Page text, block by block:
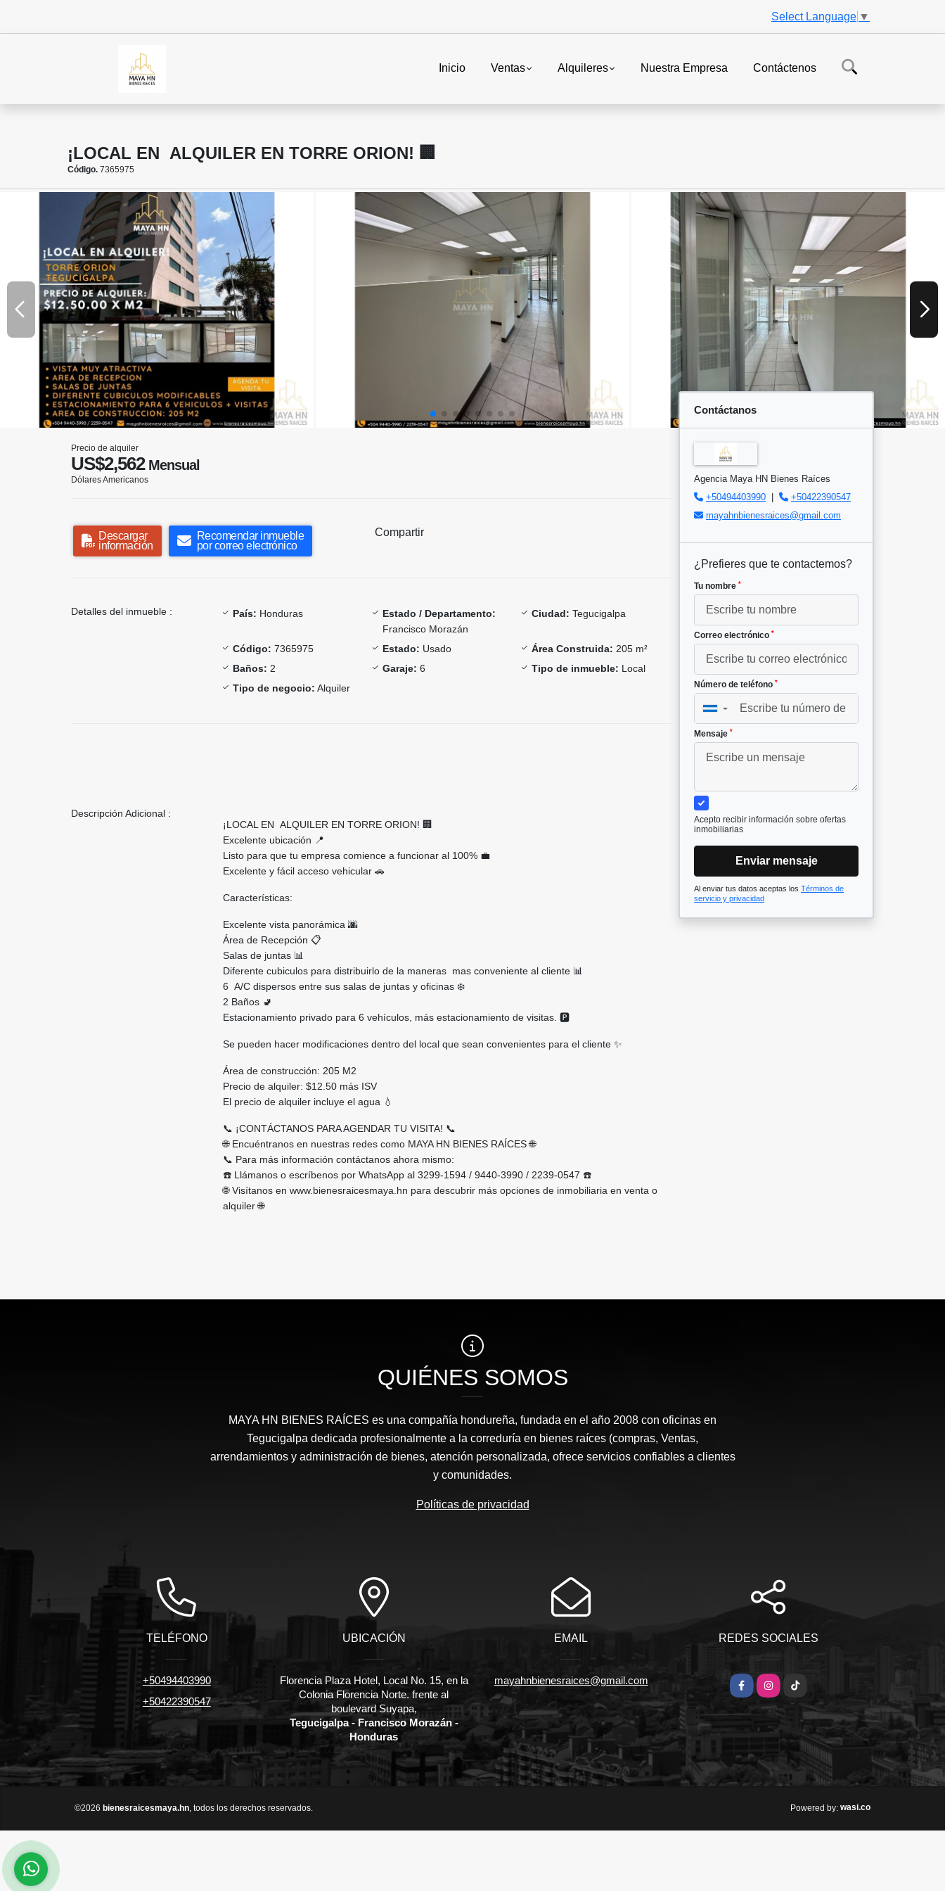
Select Language ▼
Inicio Ventas Alquileres Nuestra Empresa Contáctenos
¡LOCAL EN ALQUILER EN TORRE ORION! 🏢
Código. 7365975
Precio de alquiler
US$2,562Mensual
Dólares Americanos
Descargar
información
Recomendar inmueble
por correo electrónico
Compartir
Detalles del inmueble : País: Honduras
Estado / Departamento:
Francisco Morazán
Ciudad: Tegucigalpa
Código: 7365975 Estado: Usado Área Construida: 205 m²
Baños: 2 Garaje: 6 Tipo de inmueble: Local
Tipo de negocio: Alquiler
Descripción Adicional :
¡LOCAL EN ALQUILER EN TORRE ORION! 🏢
Excelente ubicación 📍
Listo para que tu empresa comience a funcionar al 100% 💼
Excelente y fácil acceso vehicular 🚗
Características:
Excelente vista panorámica 🌆
Área de Recepción 📋
Salas de juntas 📊
Diferente cubiculos para distribuirlo de la maneras mas conveniente al cliente 📊
6 A/C dispersos entre sus salas de juntas y oficinas ❄️
2 Baños 🚽
Estacionamiento privado para 6 vehículos, más estacionamiento de visitas. 🅿️
Se pueden hacer modificaciones dentro del local que sean convenientes para el cliente ✨
Área de construcción: 205 M2
Precio de alquiler: $12.50 más ISV
El precio de alquiler incluye el agua 💧
📞 ¡CONTÁCTANOS PARA AGENDAR TU VISITA! 📞
🌐 Encuéntranos en nuestras redes como MAYA HN BIENES RAÍCES 🌐
📞 Para más información contáctanos ahora mismo:
☎️ Llámanos o escríbenos por WhatsApp al 3299-1594 / 9440-3990 / 2239-0547 ☎️
🌐 Visítanos en www.bienesraicesmaya.hn para descubrir más opciones de inmobiliaria en venta o
alquiler 🌐
Contáctanos
Agencia Maya HN Bienes Raíces
+50494403990
+50422390547
mayahnbienesraices@gmail.com
¿Prefieres que te contactemos?
Tu nombre *
Correo electrónico *
Número de teléfono *
▼
Mensaje *
Acepto recibir información sobre ofertas
inmobiliarias
Enviar mensaje
Al enviar tus datos aceptas los Términos de
servicio y privacidad
QUIÉNES SOMOS
MAYA HN BIENES RAÍCES​ es una compañía hondureña, fundada en el año 2008 con oficinas en
Tegucigalpa dedicada profesionalmente a la correduría en bienes raíces (compras, Ventas,
arrendamientos y administración de bienes, atención personalizada, ofrece servicios confiables a clientes
y comunidades.
Políticas de privacidad
TELÉFONO
+50494403990
+50422390547
UBICACIÓN
Florencia Plaza Hotel, Local No. 15, en la
Colonia Florencia Norte. frente al
boulevard Suyapa,
Tegucigalpa - Francisco Morazán -
Honduras
EMAIL
mayahnbienesraices@gmail.com
REDES SOCIALES
FacebookInstagram
TikTok
©2026 bienesraicesmaya.hn , todos los derechos reservados. Powered by: wasi.co